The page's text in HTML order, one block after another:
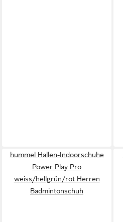
hummel Hallen-Indoorschuhe
Power Play Pro
weiss/hellgrün/rot Herren
Badmintonschuh